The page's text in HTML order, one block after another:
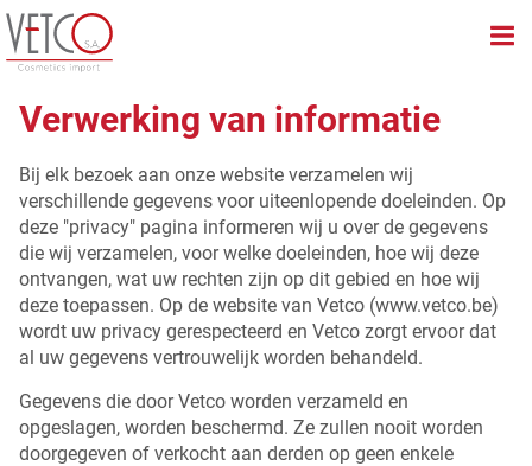
Verwerking van informatie
Bij elk bezoek aan onze website verzamelen wij
verschillende gegevens voor uiteenlopende doeleinden. Op
deze "privacy" pagina informeren wij u over de gegevens
die wij verzamelen, voor welke doeleinden, hoe wij deze
ontvangen, wat uw rechten zijn op dit gebied en hoe wij
deze toepassen. Op de website van Vetco (www.vetco.be)
wordt uw privacy gerespecteerd en Vetco zorgt ervoor dat
al uw gegevens vertrouwelijk worden behandeld.
Gegevens die door Vetco worden verzameld en
opgeslagen, worden beschermd. Ze zullen nooit worden
doorgegeven of verkocht aan derden op geen enkele